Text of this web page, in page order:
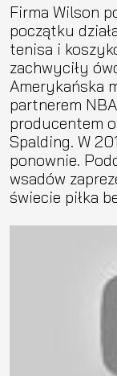
Firma Wilson
początku
tenisa i
zachwyciły
Amerykańska
partnerem
producentem
Spalding. W
ponownie.
wsadów
świecie piłka